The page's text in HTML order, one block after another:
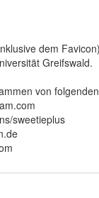
dem
Greifswald.
von
sweetieplus